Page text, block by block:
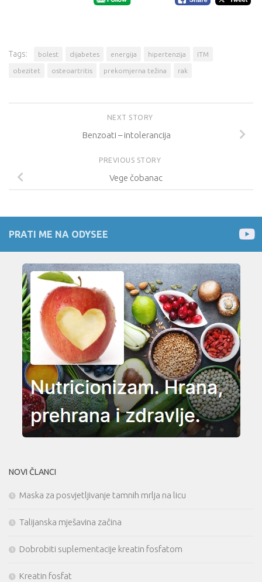
Tags: bolest dijabetes energija hipertenzija ITM
obezitet osteoartritis prekomjerna težina rak
NEXT STORY
Benzoati – intolerancija
PREVIOUS STORY
Vege čobanac
PRATI ME NA ODYSEE
NOVI ČLANCI
Maska za posvjetljivanje tamnih mrlja na licu
Talijanska mješavina začina
Dobrobiti suplementacije kreatin fosfatom
Kreatin fosfat